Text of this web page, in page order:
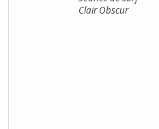
Clair Obscur